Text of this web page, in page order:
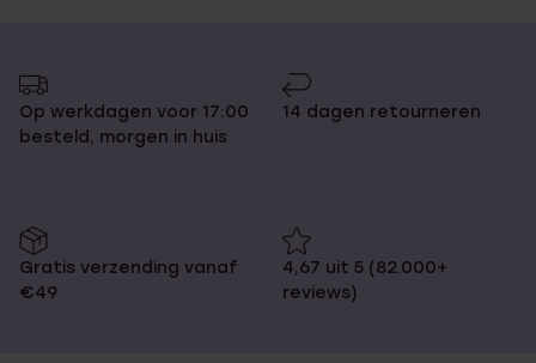
Op werkdagen voor 17:00
besteld, morgen in huis
14 dagen retourneren
Gratis verzending vanaf
€49
4,67 uit 5 (82.000+
reviews)